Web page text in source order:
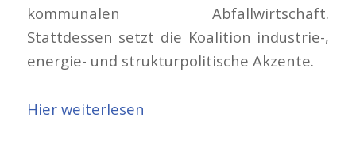
kommunalen Abfallwirtschaft.
Stattdessen setzt die Koalition industrie-,
energie- und strukturpolitische Akzente.
Hier weiterlesen